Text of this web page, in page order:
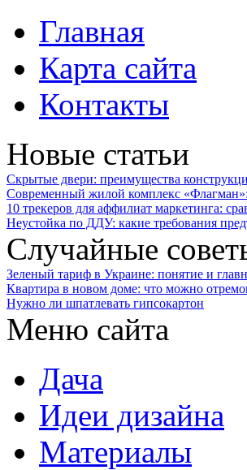
Главная
Карта сайта
Контакты
Новые статьи
Скрытые двери: преимущества
Современный жилой комплекс
10 трекеров для аффилиат маркетинга:
Неустойка по ДДУ: какие требования
Случайные
Зеленый тариф в Украине: понятие и
Квартира в новом доме: что можно
Нужно ли шпатлевать гипсокартон
Меню сайта
Дача
Идеи дизайна
Материалы